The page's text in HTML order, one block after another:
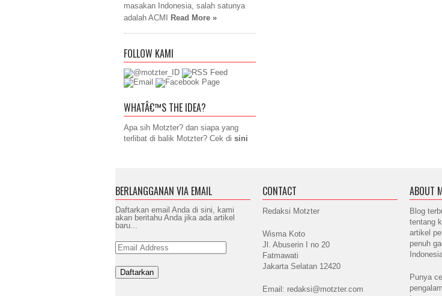
masakan Indonesia, salah satunya
adalah ACMI
Read More »
FOLLOW KAMI
WHATÂ€™S THE IDEA?
Apa sih Motzter? dan siapa yang
terlibat di balik Motzter? Cek di sini
BERLANGGANAN VIA EMAIL
Daftarkan email Anda di sini, kami
akan beritahu Anda jika ada artikel
baru...
Email
Address
CONTACT
Redaksi Motzter
Wisma Koto
Jl. Abuserin I no 20
Fatmawati
Jakarta Selatan 12420
Email: redaksi@motzter.com
ABOUT
Blog
tentang
artikel
penuh
Punya